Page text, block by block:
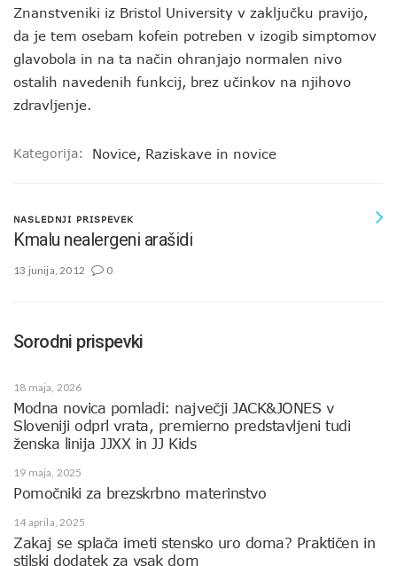
Znanstveniki iz Bristol University v zaključku pravijo,
da je tem osebam kofein potreben v izogib simptomov
glavobola in na ta način ohranjajo normalen nivo
ostalih navedenih funkcij, brez učinkov na njihovo
zdravljenje.
Kategorija: Novice, Raziskave in novice
NASLEDNJI PRISPEVEK
Kmalu nealergeni arašidi
13 junija, 2012 0
Sorodni prispevki
18 maja, 2026
Modna novica pomladi: največji JACK&JONES v
Sloveniji odprl vrata, premierno predstavljeni tudi
ženska linija JJXX in JJ Kids
19 maja, 2025
Pomočniki za brezskrbno materinstvo
14 aprila, 2025
Zakaj se splača imeti stensko uro doma? Praktičen in
stilski dodatek za vsak dom